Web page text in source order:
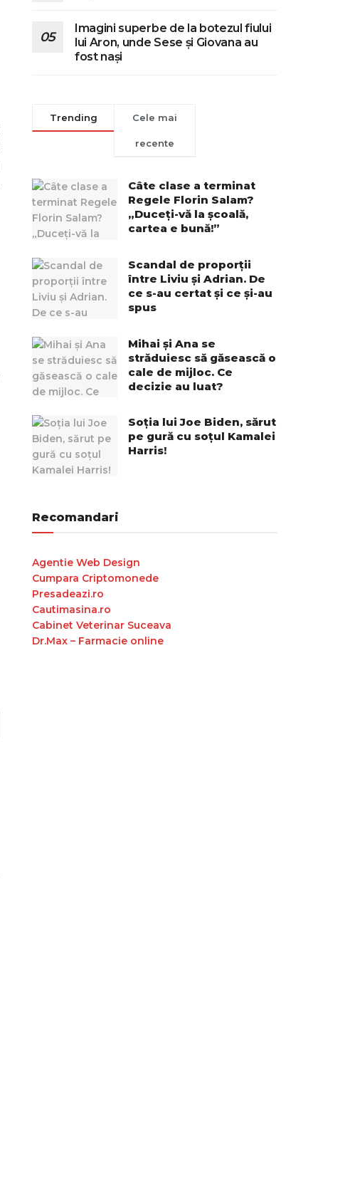
Imagini superbe de la botezul fiului
lui Aron, unde Sese și Giovana au
fost nași
Trending Cele mai
recente
Câte clase a terminat
Regele Florin Salam?
„Duceți-vă la școală,
cartea e bună!”
Scandal de proporții
între Liviu și Adrian. De
ce s-au certat și ce și-au
spus
Mihai și Ana se
străduiesc să găsească o
cale de mijloc. Ce
decizie au luat?
Soția lui Joe Biden, sărut
pe gură cu soțul Kamalei
Harris!
Recomandari
Agentie Web Design
Cumpara Criptomonede
Presadeazi.ro
Cautimasina.ro
Cabinet Veterinar Suceava
Dr.Max – Farmacie online